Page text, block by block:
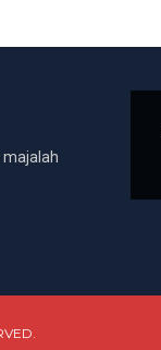
majalah